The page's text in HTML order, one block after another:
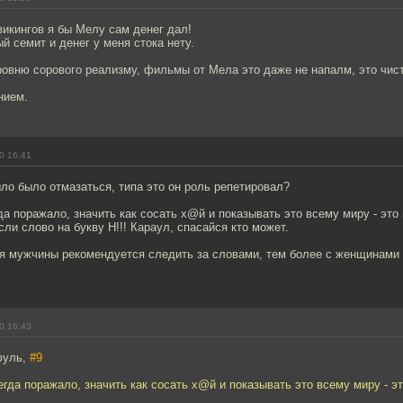
я бы Мелу сам денег дал!
семит и денег у меня стока нету.
сорового реализму, фильмы от Мела это даже не напалм, это
16:41
было отмазаться, типа это он роль репетировал?
поражало, значить как сосать х@й и показывать это всему миру -
слово на букву Н!!! Караул, спасайся кто может.
мужчины рекомендуется следить за словами, тем более с женщинами
16:43
#9
поражало, значить как сосать х@й и показывать это всему миру -